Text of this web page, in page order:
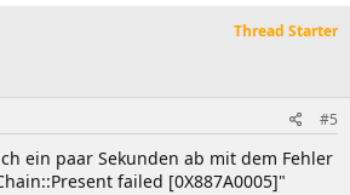
Thread Starter
#5
ein paar Sekunden ab mit dem Fehler
failed [0X887A0005]"